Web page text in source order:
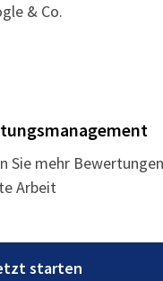
& Co.
Sie mehr
Arbeit